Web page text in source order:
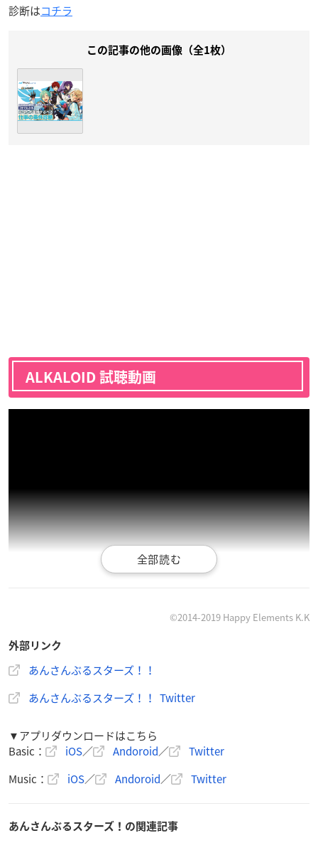
診断はコチラ
この記事の他の画像（全1枚）
ALKALOID 試聴動画
あんさんぶるスターズ!! ESアイドルソング season1
ALKALOID
価格：1,650円
あんさんぶるスターズ！！ ESアイ
登場！
曲1曲とユニットバージョンの「BRAND NEW STARS!!」を含む
©2014-2019 Happy Elements K.K
外部リンク
あんさんぶるスターズ！！
あんさんぶるスターズ！！ Twitter
▼アプリダウンロードはこちら
Basic：
iOS／ Andoroid／
Twitter
Music：
iOS／ Andoroid／ Twitter
あんさんぶるスターズ！の関連記事